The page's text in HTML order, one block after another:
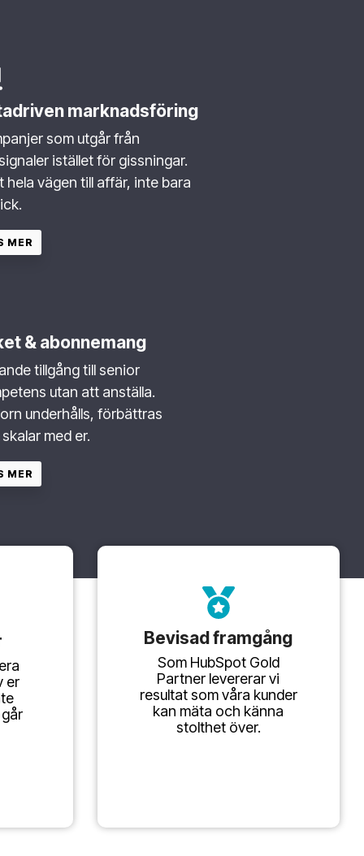
marknadsföring
som utgår från
istället för gissningar.
hela vägen till affär, inte bara
MER
& abonnemang
tillgång till senior
utan att anställa.
underhålls, förbättras
med er.
MER
er
Bevisad framgång
Som HubSpot Gold
Partner levererar vi
resultat som våra kunder
kan mäta och känna
stolthet över.